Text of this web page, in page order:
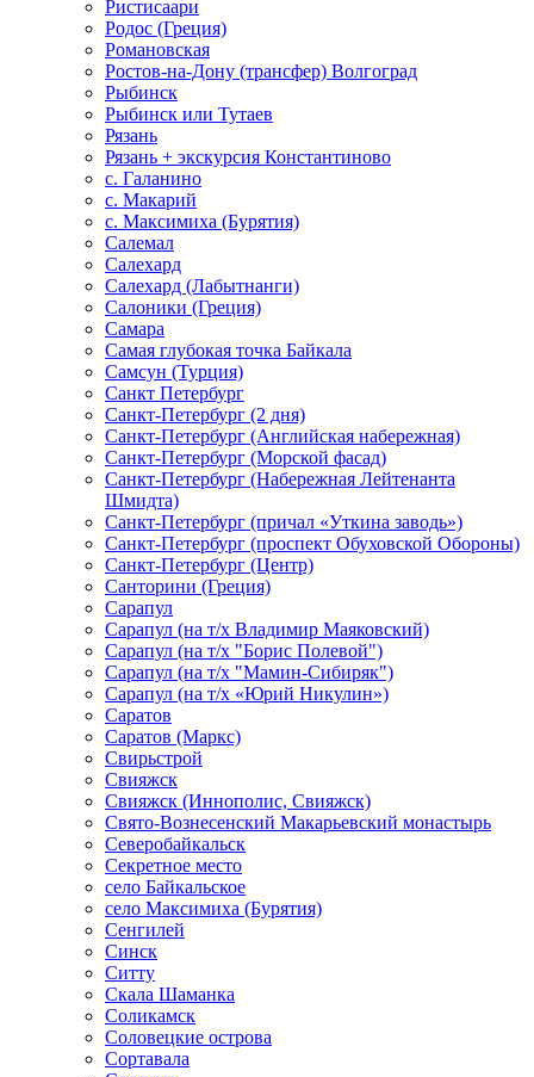
Ристисаари
Родос (Греция)
Романовская
Ростов-на-Дону (трансфер) Волгоград
Рыбинск
Рыбинск или Тутаев
Рязань
Рязань + экскурсия Константиново
с. Галанино
с. Макарий
с. Максимиха (Бурятия)
Салемал
Салехард
Салехард (Лабытнанги)
Салоники (Греция)
Самара
Самая глубокая точка Байкала
Самсун (Турция)
Санкт Петербург
Санкт-Петербург (2 дня)
Санкт-Петербург (Английская набережная)
Санкт-Петербург (Морской фасад)
Санкт-Петербург (Набережная Лейтенанта
Шмидта)
Санкт-Петербург (причал «Уткина заводь»)
Санкт-Петербург (проспект Обуховской Обороны)
Санкт-Петербург (Центр)
Санторини (Греция)
Сарапул
Сарапул (на т/х Владимир Маяковский)
Сарапул (на т/х "Борис Полевой")
Сарапул (на т/х "Мамин-Сибиряк")
Сарапул (на т/х «Юрий Никулин»)
Саратов
Саратов (Маркс)
Свирьстрой
Свияжск
Свияжск (Иннополис, Свияжск)
Свято-Вознесенский Макарьевский монастырь
Северобайкальск
Секретное место
село Байкальское
село Максимиха (Бурятия)
Сенгилей
Синск
Ситту
Скала Шаманка
Соликамск
Соловецкие острова
Сортавала